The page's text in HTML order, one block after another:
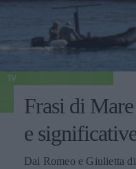
TV
Frasi di
e
Dai Romeo e Giulietta